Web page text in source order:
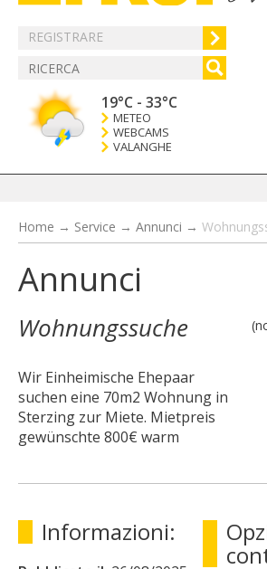
REGISTRARE
19°C - 33°C
METEO
WEBCAMS
VALANGHE
Home → Service → Annunci →
Annunci
Wohnungssuche
Wir Einheimische Ehepaar
suchen eine 70m2 Wohnung in
Sterzing zur Miete. Mietpreis
gewünschte 800€ warm
Informazioni: